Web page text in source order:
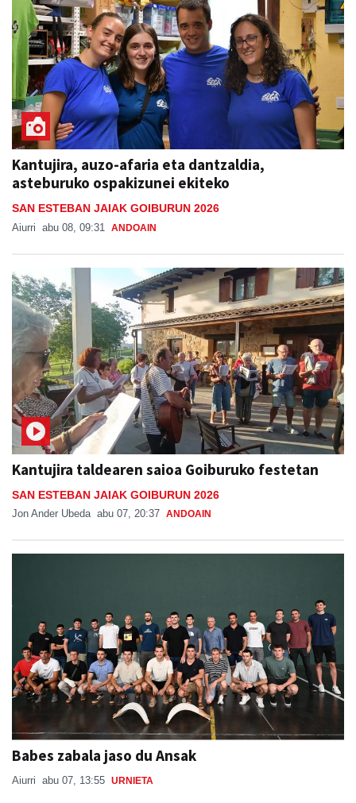
Kantujira, auzo-afaria eta dantzaldia,
asteburuko ospakizunei ekiteko
SAN ESTEBAN JAIAK GOIBURUN 2026
Aiurri abu 08, 09:31 ANDOAIN
Kantujira taldearen saioa Goiburuko festetan
SAN ESTEBAN JAIAK GOIBURUN 2026
Jon Ander Ubeda abu 07, 20:37 ANDOAIN
Babes zabala jaso du Ansak
Aiurri abu 07, 13:55 URNIETA